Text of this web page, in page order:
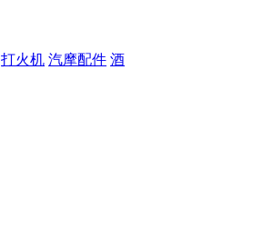
打火机 汽摩配件 酒